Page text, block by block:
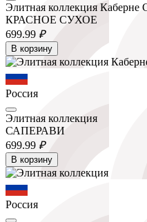
Элитная коллекция Каберне
КРАСНОЕ СУХОЕ
699.99 ₽
В корзину
Россия
Элитная коллекция
САПЕРАВИ
699.99 ₽
В корзину
Россия